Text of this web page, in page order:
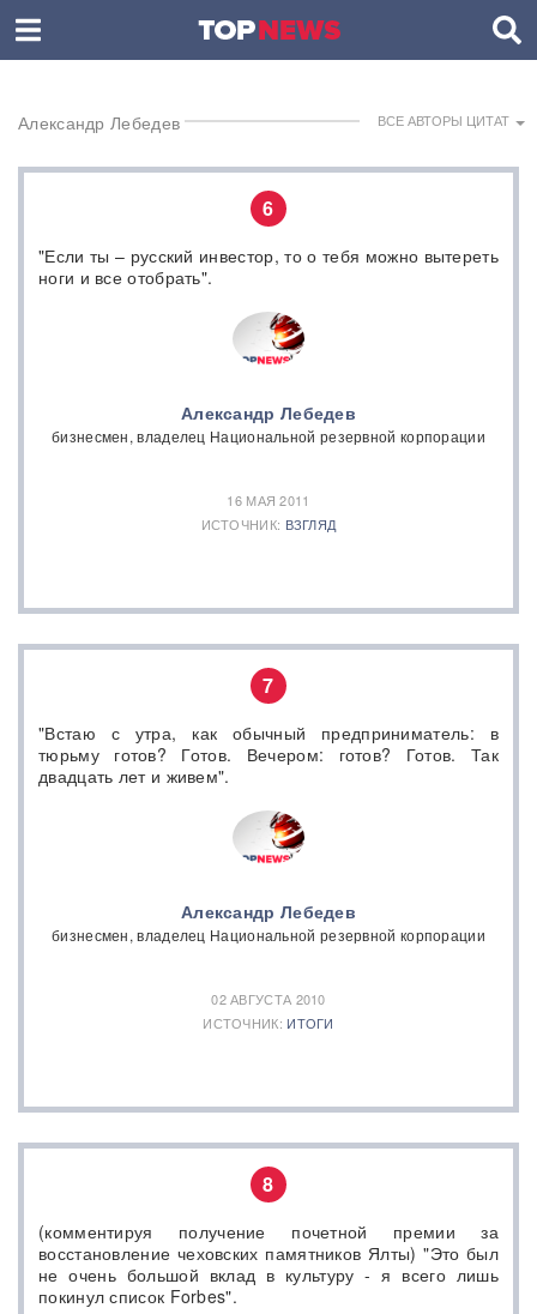
Александр Лебедев ВСЕ АВТОРЫ ЦИТАТ
6
"Если ты – русский инвестор, то о тебя можно вытереть
ноги и все отобрать".
Александр Лебедев
бизнесмен, владелец Национальной резервной корпорации
16 МАЯ 2011
ИСТОЧНИК: ВЗГЛЯД
7
"Встаю с утра, как обычный предприниматель: в
тюрьму готов? Готов. Вечером: готов? Готов. Так
двадцать лет и живем".
Александр Лебедев
бизнесмен, владелец Национальной резервной корпорации
02 АВГУСТА 2010
ИСТОЧНИК: ИТОГИ
8
(комментируя получение почетной премии за
восстановление чеховских памятников Ялты) "Это был
не очень большой вклад в культуру - я всего лишь
покинул список Forbes".